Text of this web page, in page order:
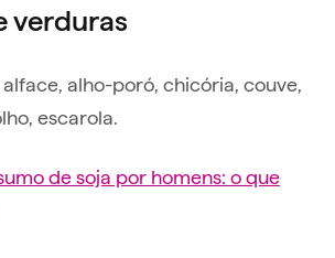
verduras
alho-poró, chicória, couve,
escarola.
de soja por homens: o que